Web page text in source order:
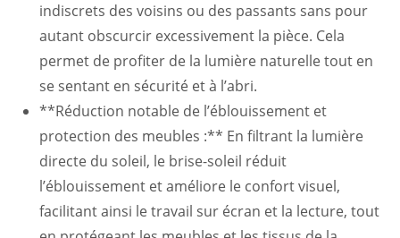
indiscrets des voisins ou des passants sans pour
autant obscurcir excessivement la pièce. Cela
permet de profiter de la lumière naturelle tout en
se sentant en sécurité et à l’abri.
**Réduction notable de l’éblouissement et
protection des meubles :** En filtrant la lumière
directe du soleil, le brise-soleil réduit
l’éblouissement et améliore le confort visuel,
facilitant ainsi le travail sur écran et la lecture, tout